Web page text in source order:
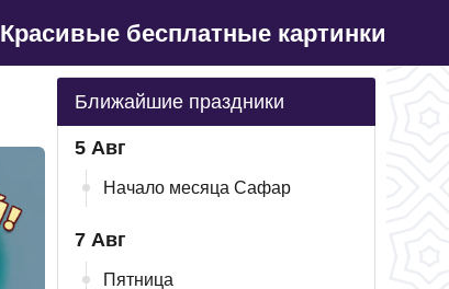
Красивые бесплатные картинки
Ближайшие праздники
5 Авг
Начало месяца Сафар
7 Авг
Пятница